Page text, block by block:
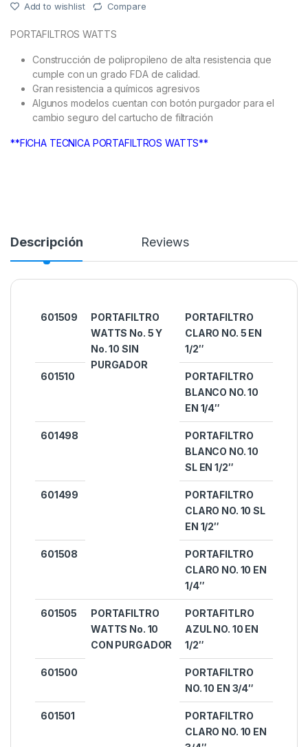
Add to wishlist Compare
PORTAFILTROS WATTS
Construcción de polipropileno de alta resistencia que
cumple con un grado FDA de calidad.
Gran resistencia a químicos agresivos
Algunos modelos cuentan con botón purgador para el
cambio seguro del cartucho de filtración
**FICHA TECNICA PORTAFILTROS WATTS**
Descripción Reviews
601509
PORTAFILTRO
WATTS No. 5 Y
No. 10 SIN
PURGADOR
PORTAFILTRO
CLARO NO. 5 EN
1/2″
601510
PORTAFILTRO
BLANCO NO. 10
EN 1/4″
601498
PORTAFILTRO
BLANCO NO. 10
SL EN 1/2″
601499
PORTAFILTRO
CLARO NO. 10 SL
EN 1/2″
601508
PORTAFILTRO
CLARO NO. 10 EN
1/4″
601505
PORTAFILTRO
WATTS No. 10
CON PURGADOR
PORTAFITLRO
AZUL NO. 10 EN
1/2″
601500
PORTAFILTRO
NO. 10 EN 3/4″
601501
PORTAFILTRO
CLARO NO. 10 EN